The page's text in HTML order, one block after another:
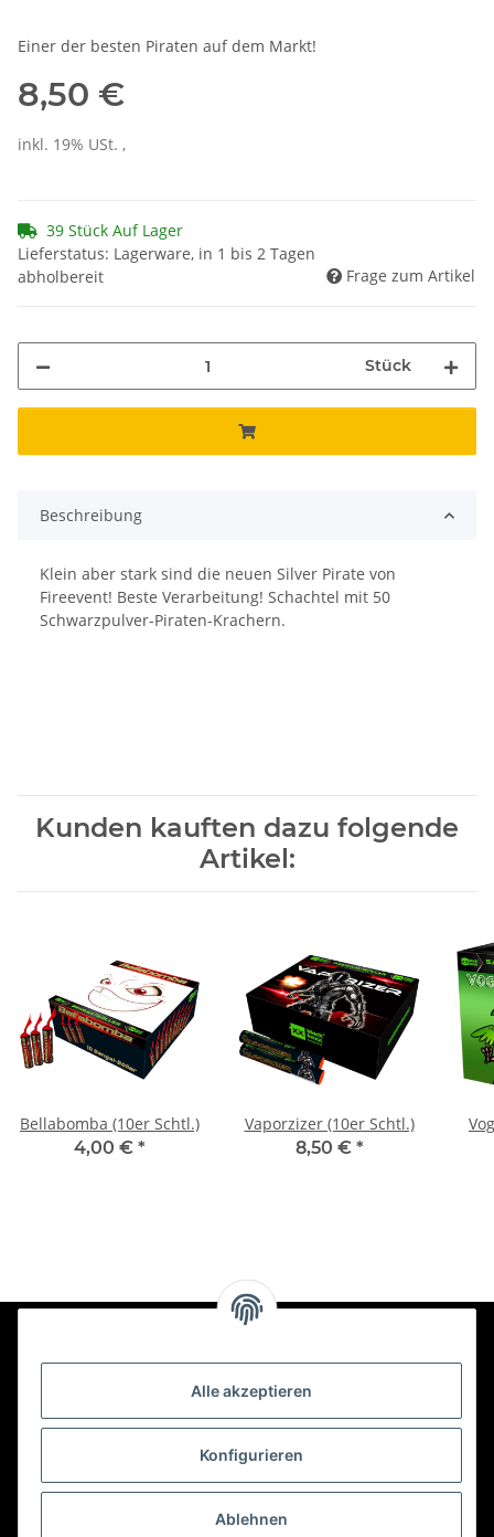
Alle akzeptieren
Konfigurieren
Ablehnen
Einer der besten Piraten auf dem Markt!
8,50 €
inkl. 19% USt. ,
39 Stück Auf Lager
Lieferstatus: Lagerware, in 1 bis 2 Tagen
abholbereit
Frage zum Artikel
Stück
Beschreibung
Klein aber stark sind die neuen Silver Pirate von
Fireevent! Beste Verarbeitung! Schachtel mit 50
Schwarzpulver-Piraten-Krachern.
Kunden kauften dazu folgende
Artikel:
Bellabomba (10er Schtl.)
4,00 € *
Vaporzizer (10er Schtl.)
8,50 € *
Newsletter Abonnieren
Bitte senden Sie mir entsprechend Ihrer
regelmäßig und jederzeit widerruflich
Informationen zu Ihrem Produktsortiment per E-Mail zu.